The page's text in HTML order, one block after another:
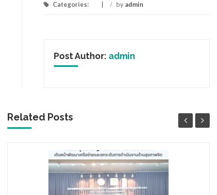
Categories: / by admin
Post Author: admin
Related Posts